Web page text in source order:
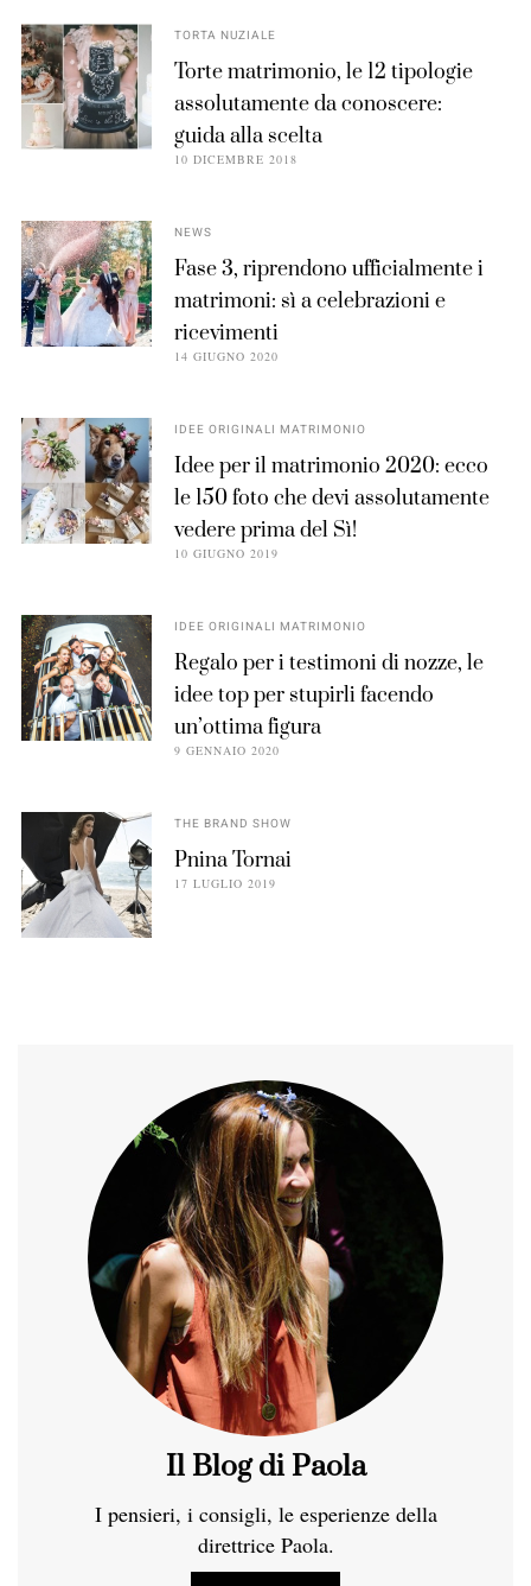
TORTA NUZIALE
Torte matrimonio, le 12 tipologie
assolutamente da conoscere:
guida alla scelta
10 DICEMBRE 2018
NEWS
Fase 3, riprendono ufficialmente i
matrimoni: sì a celebrazioni e
ricevimenti
14 GIUGNO 2020
IDEE ORIGINALI MATRIMONIO
Idee per il matrimonio 2020: ecco
le 150 foto che devi assolutamente
vedere prima del Sì!
10 GIUGNO 2019
IDEE ORIGINALI MATRIMONIO
Regalo per i testimoni di nozze, le
idee top per stupirli facendo
un’ottima figura
9 GENNAIO 2020
THE BRAND SHOW
Pnina Tornai
17 LUGLIO 2019
Il Blog di Paola
I pensieri, i consigli, le esperienze della
direttrice Paola.